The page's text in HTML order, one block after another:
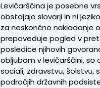
Levičarščina je posebne
obstajajo slovarji in ni
za neskončno nakladanje
prepoveduje pogled v
posledice njihovih
obljubam v levičarščini,
sociali, zdravstvu, šolstvu,
področjih državnih